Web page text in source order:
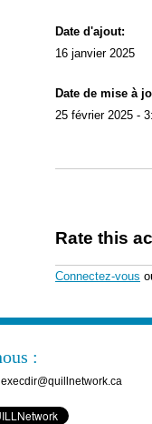
Date d'ajout:
16 janvier 2025
Date de mise à
25 février 2025 -
Rate this
Connectez-vous
: